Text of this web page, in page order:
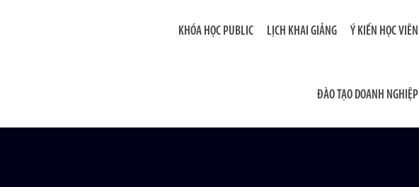
KHÓA HỌC PUBLIC LỊCH KHAI GIẢNG Ý KIẾN HỌC VIÊN
ĐÀO TẠO DOANH NGHIỆP